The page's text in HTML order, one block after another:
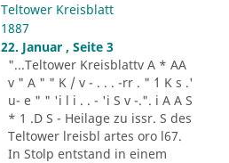
Teltower Kreisblatt
1887
22. Januar , Seite 3
"...Teltower Kreisblattv A * AA
v " A " " K / v - . . . -rr . " ´1 K s .'
u- e " " 'i l i . . - 'i S v -.". i A A S
* 1 .D S - Heilage zu issr. S des
Teltower lreisbl artes oro l67.
In Stolp entstand in einem